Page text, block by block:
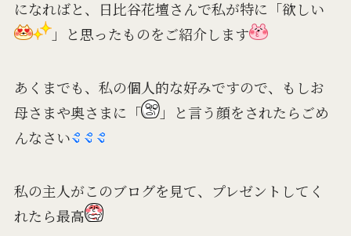
になればと、日比谷花壇さんで私が特に「欲しい
」と思ったものをご紹介します
あくまでも、私の個人的な好みですので、もしお
母さまや奥さまに「
」
と言う顔をされたらごめ
んなさい
私の主人がこのブログを見て、プレゼントしてく
れたら最高